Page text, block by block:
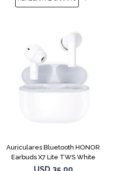
Auriculares Bluetooth HONOR
Earbuds X7 Lite TWS White